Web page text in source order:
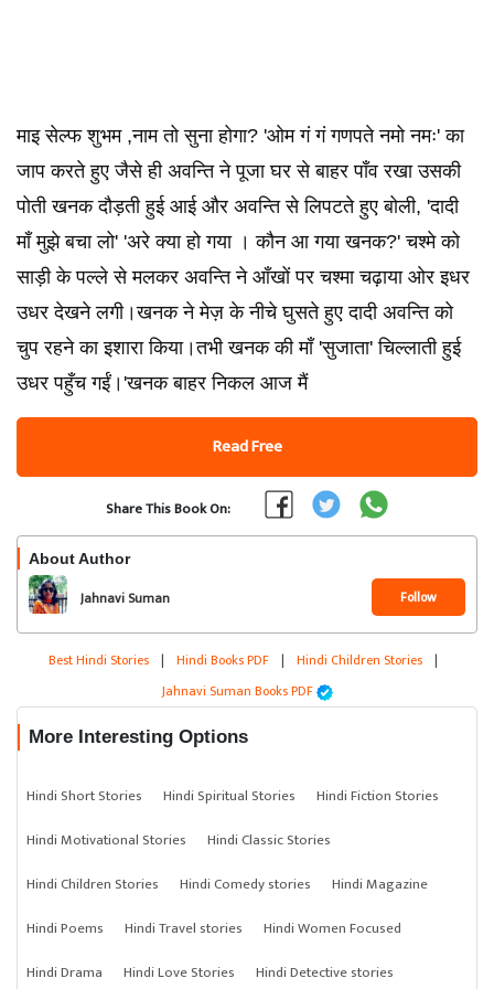
माइ सेल्फ शुभम ,नाम तो सुना होगा? 'ओम गं गं गणपते नमो नमः' का
जाप करते हुए जैसे ही अवन्ति ने पूजा घर से बाहर पाँव रखा उसकी
पोती खनक दौड़ती हुई आई और अवन्ति से लिपटते हुए बोली, 'दादी
माँ मुझे बचा लो' 'अरे क्या हो गया । कौन आ गया खनक?' चश्मे को
साड़ी के पल्ले से मलकर अवन्ति ने आँखों पर चश्मा चढ़ाया ओर इधर
उधर देखने लगी।खनक ने मेज़ के नीचे घुसते हुए दादी अवन्ति को
चुप रहने का इशारा किया।तभी खनक की माँ 'सुजाता' चिल्लाती हुई
उधर पहुँच गईं।'खनक बाहर निकल आज मैं
Read Free
Share This Book On:
About Author
Jahnavi Suman Follow
Best Hindi Stories | Hindi Books PDF | Hindi Children Stories |
Jahnavi Suman Books PDF
More Interesting Options
Hindi Short Stories Hindi Spiritual Stories
Hindi Fiction Stories
Hindi Motivational Stories
Hindi Classic Stories
Hindi Children Stories
Hindi Comedy stories
Hindi Magazine
Hindi Poems
Hindi Travel stories
Hindi Women Focused
Hindi Drama
Hindi Love Stories Hindi Detective stories